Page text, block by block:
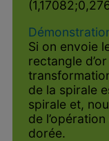
Si on envoie
rectangle
de la spirale
spirale et,
de
dorée.